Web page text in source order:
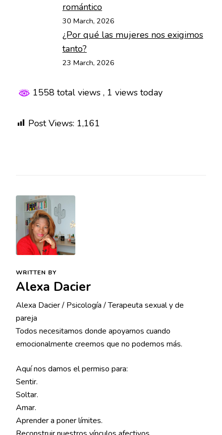
romántico
30 March, 2026
¿Por qué las mujeres nos exigimos
tanto?
23 March, 2026
1558 total views , 1 views today
Post Views: 1,161
WRITTEN BY
Alexa Dacier
Alexa Dacier / Psicología / Terapeuta sexual y de
pareja
Todos necesitamos donde apoyarnos cuando
emocionalmente creemos que no podemos más.
Aquí nos damos el permiso para:
Sentir.
Soltar.
Amar.
Aprender a poner límites.